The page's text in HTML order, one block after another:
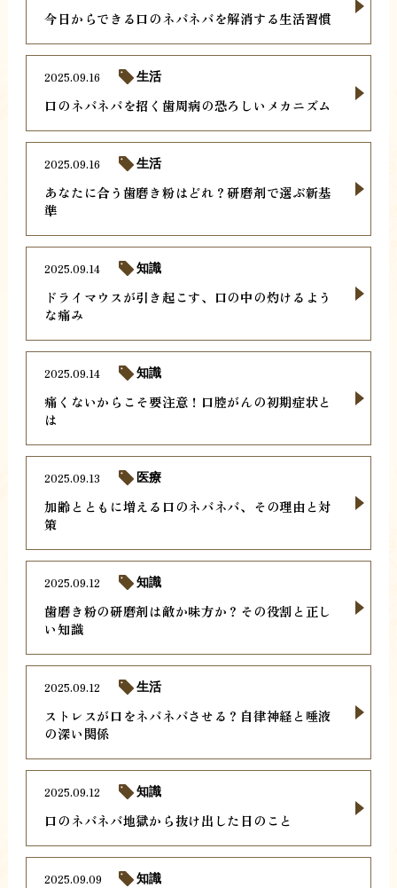
今日からできる口のネバネバを解消する生活習慣
口のネバネバを招く歯周病の恐ろしいメカニズム
2025.09.16 生活
あなたに合う歯磨き粉はどれ？研磨剤で選ぶ新基
準
2025.09.16 生活
ドライマウスが引き起こす、口の中の灼けるよう
な痛み
2025.09.14 知識
痛くないからこそ要注意！口腔がんの初期症状と
は
2025.09.14 知識
加齢とともに増える口のネバネバ、その理由と対
策
2025.09.13 医療
歯磨き粉の研磨剤は敵か味方か？その役割と正し
い知識
2025.09.12 知識
ストレスが口をネバネバさせる？自律神経と唾液
の深い関係
2025.09.12 生活
口のネバネバ地獄から抜け出した日のこと
2025.09.12 知識
2025.09.09 知識